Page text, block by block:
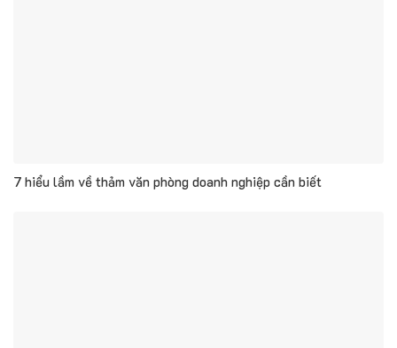
7 hiểu lầm về thảm văn phòng doanh nghiệp cần biết